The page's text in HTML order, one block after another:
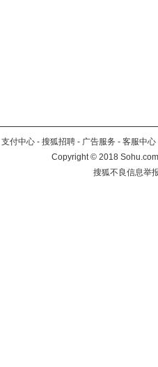
支付中心 - 搜狐招聘 - 广告服务 - 客服中心
Copyright©2018
搜狐不良信息举